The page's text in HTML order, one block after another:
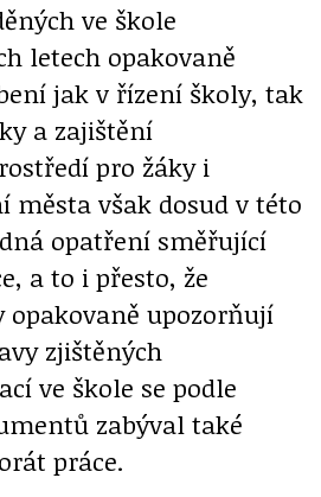
ve škole
letech opakovaně
jak v řízení školy, tak
a zajištění
pro žáky i
města však dosud v této
opatření směřující
a to i přesto, že
opakovaně upozorňují
zjištěných
ve škole se podle
zabýval také
práce.